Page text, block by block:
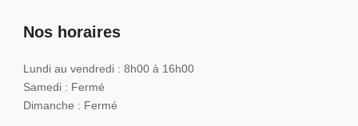
Nos horaires
Lundi au vendredi : 8h00 à 16h00
Samedi : Fermé
Dimanche : Fermé